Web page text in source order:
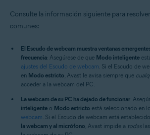
Consulte la información siguiente para
comunes:
El Escudo de webcam muestra ventanas
frecuencia: Asegúrese de que Modo inteligente
ajustes del Escudo de webcam . Si el Escudo de
en Modo estricto , Avast le avisa siempre que
acceder a la webcam del PC.
La webcam de su PC ha dejado de funcionar:
inteligente o Modo estricto está seleccionado en
webcam . Si el Escudo de webcam está
la webcam y al micrófono , Avast impide a todas